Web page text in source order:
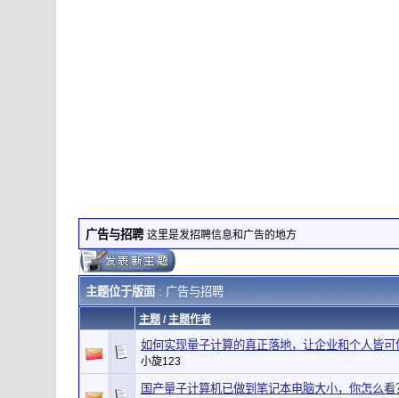
广告与招聘 这里是发招聘信息和广告的地方
主题位于版面: 广告与招聘
主题/ 主题作者
如何实现量子计算的真正落地，让企业和个人皆
小旋123
国产量子计算机已做到笔记本电脑大小，你怎么看